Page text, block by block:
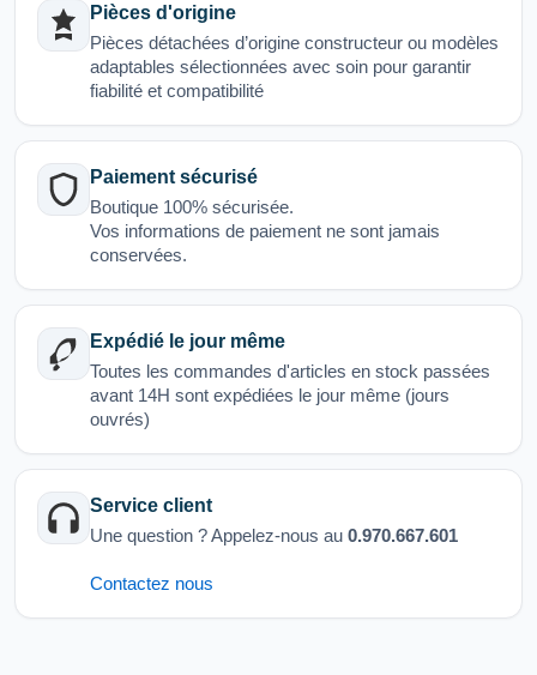
Pièces d'origine
Pièces détachées d’origine constructeur ou modèles
adaptables sélectionnées avec soin pour garantir
fiabilité et compatibilité
Paiement sécurisé
Boutique 100% sécurisée.
Vos informations de paiement ne sont jamais
conservées.
Expédié le jour même
Toutes les commandes d'articles en stock passées
avant 14H sont expédiées le jour même (jours
ouvrés)
Service client
Une question ? Appelez-nous au 0.970.667.601
Contactez nous